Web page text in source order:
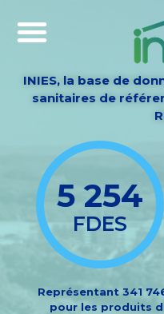
INIES, la base de
sanitaires de
5 254
FDES
Représentant 341
pour les produits